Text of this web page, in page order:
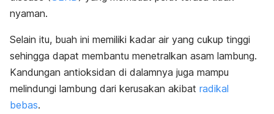
nyaman.
Selain itu, buah ini memiliki kadar air yang cukup tinggi
sehingga dapat membantu menetralkan asam lambung.
Kandungan antioksidan di dalamnya juga mampu
melindungi lambung dari kerusakan akibat radikal
bebas.